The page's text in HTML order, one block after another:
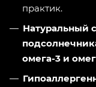
практик.
Натуральный
омега-3 и